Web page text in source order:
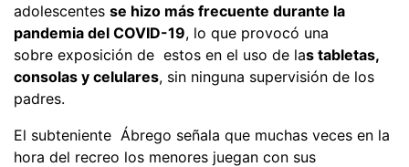
adolescentes se hizo más frecuente durante la
pandemia del COVID-19, lo que provocó una
sobre exposición de estos en el uso de las tabletas,
consolas y celulares, sin ninguna supervisión de los
padres.
El subteniente Ábrego señala que muchas veces en la
hora del recreo los menores juegan con sus